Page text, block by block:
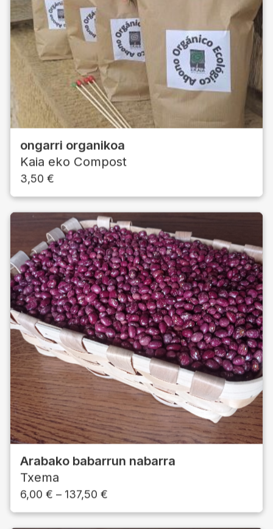
ongarri organikoa
Kaia eko Compost
3,50 €
Arabako babarrun nabarra
Txema
6,00 € – 137,50 €